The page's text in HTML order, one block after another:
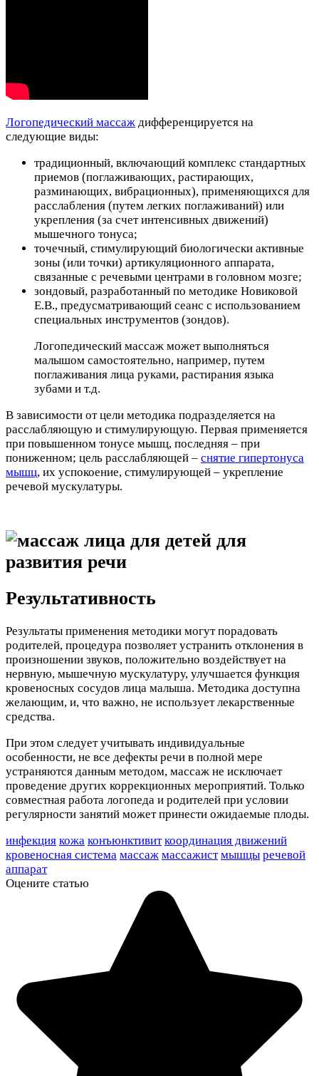
Логопедический массаж дифференцируется на
следующие виды:
традиционный, включающий комплекс стандартных
приемов (поглаживающих, растирающих,
разминающих, вибрационных), применяющихся для
расслабления (путем легких поглаживаний) или
укрепления (за счет интенсивных движений)
мышечного тонуса;
точечный, стимулирующий биологически активные
зоны (или точки) артикуляционного аппарата,
связанные с речевыми центрами в головном мозге;
зондовый, разработанный по методике Новиковой
Е.В., предусматривающий сеанс с использованием
специальных инструментов (зондов).
Логопедический массаж может выполняться
малышом самостоятельно, например, путем
поглаживания лица руками, растирания языка
зубами и т.д.
В зависимости от цели методика подразделяется на
расслабляющую и стимулирующую. Первая применяется
при повышенном тонусе мышц, последняя – при
пониженном; цель расслабляющей – снятие гипертонуса
мышц, их успокоение, стимулирующей – укрепление
речевой мускулатуры.
Результативность
Результаты применения методики могут порадовать
родителей, процедура позволяет устранить отклонения в
произношении звуков, положительно воздействует на
нервную, мышечную мускулатуру, улучшается функция
кровеносных сосудов лица малыша. Методика доступна
желающим, и, что важно, не использует лекарственные
средства.
При этом следует учитывать индивидуальные
особенности, не все дефекты речи в полной мере
устраняются данным методом, массаж не исключает
проведение других коррекционных мероприятий. Только
совместная работа логопеда и родителей при условии
регулярности занятий может принести ожидаемые плоды.
инфекция кожа конъюнктивит координация движений
кровеносная система массаж массажист мышцы речевой
аппарат
Оцените статью